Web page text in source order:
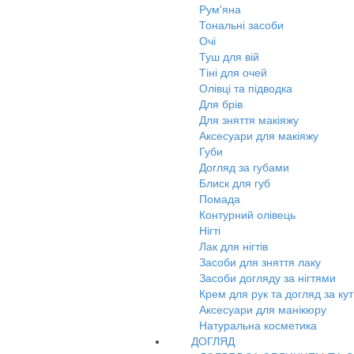
Рум'яна
Тональні засоби
Очі
Туш для вій
Тіні для очей
Олівці та підводка
Для брів
Для зняття макіяжу
Аксесуари для макіяжу
Губи
Догляд за губами
Блиск для губ
Помада
Контурний олівець
Нігті
Лак для нігтів
Засоби для зняття лаку
Засоби догляду за нігтями
Крем для рук та догляд за
Аксесуари для манікюру
Натуральна косметика
ДОГЛЯД